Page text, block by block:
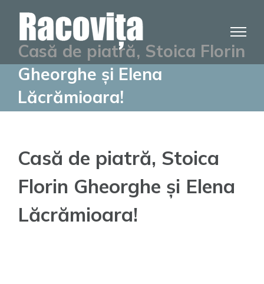
contentCasă de piatră, Stoica Florin
Gheorghe și Elena
Lăcrămioara!
Casă de piatră, Stoica
Florin Gheorghe și Elena
Lăcrămioara!